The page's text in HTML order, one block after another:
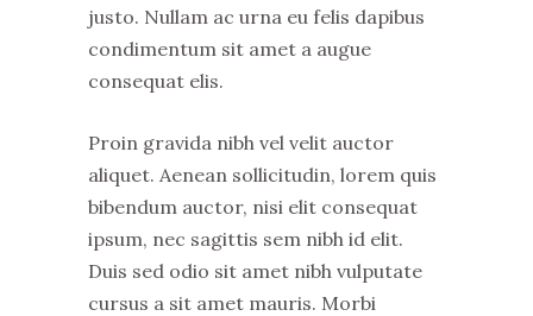
justo. Nullam ac urna eu felis dapibus
condimentum sit amet a augue
consequat elis.
Proin gravida nibh vel velit auctor
aliquet. Aenean sollicitudin, lorem quis
bibendum auctor, nisi elit consequat
ipsum, nec sagittis sem nibh id elit.
Duis sed odio sit amet nibh vulputate
cursus a sit amet mauris. Morbi